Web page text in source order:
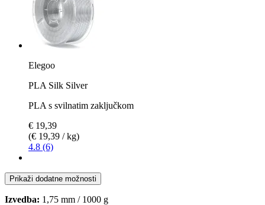
Elegoo
PLA Silk Silver
PLA s svilnatim zaključkom
€ 19,39
(€ 19,39 / kg)
4.8 (6)
Prikaži dodatne možnosti
Izvedba: 1,75 mm / 1000 g